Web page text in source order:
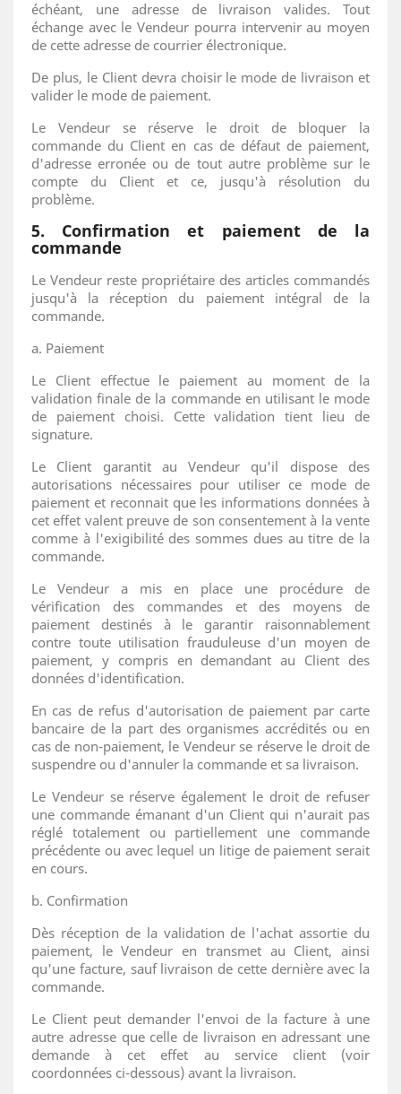
échéant, une adresse de livraison valides. Tout
échange avec le Vendeur pourra intervenir au moyen
de cette adresse de courrier électronique.
De plus, le Client devra choisir le mode de livraison et
valider le mode de paiement.
Le Vendeur se réserve le droit de bloquer la
commande du Client en cas de défaut de paiement,
d'adresse erronée ou de tout autre problème sur le
compte du Client et ce, jusqu'à résolution du
problème.
5. Confirmation et paiement de la
commande
Le Vendeur reste propriétaire des articles commandés
jusqu'à la réception du paiement intégral de la
commande.
a. Paiement
Le Client effectue le paiement au moment de la
validation finale de la commande en utilisant le mode
de paiement choisi. Cette validation tient lieu de
signature.
Le Client garantit au Vendeur qu'il dispose des
autorisations nécessaires pour utiliser ce mode de
paiement et reconnait que les informations données à
cet effet valent preuve de son consentement à la vente
comme à l'exigibilité des sommes dues au titre de la
commande.
Le Vendeur a mis en place une procédure de
vérification des commandes et des moyens de
paiement destinés à le garantir raisonnablement
contre toute utilisation frauduleuse d'un moyen de
paiement, y compris en demandant au Client des
données d'identification.
En cas de refus d'autorisation de paiement par carte
bancaire de la part des organismes accrédités ou en
cas de non-paiement, le Vendeur se réserve le droit de
suspendre ou d'annuler la commande et sa livraison.
Le Vendeur se réserve également le droit de refuser
une commande émanant d'un Client qui n'aurait pas
réglé totalement ou partiellement une commande
précédente ou avec lequel un litige de paiement serait
en cours.
b. Confirmation
Dès réception de la validation de l'achat assortie du
paiement, le Vendeur en transmet au Client, ainsi
qu'une facture, sauf livraison de cette dernière avec la
commande.
Le Client peut demander l'envoi de la facture à une
autre adresse que celle de livraison en adressant une
demande à cet effet au service client (voir
coordonnées ci-dessous) avant la livraison.